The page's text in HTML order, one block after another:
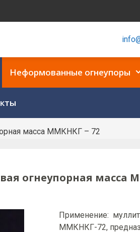
Неформованные огнеупоры
масса ММКНКГ – 72
огнеупорная масса
Применение:
ММКНКГ-72,